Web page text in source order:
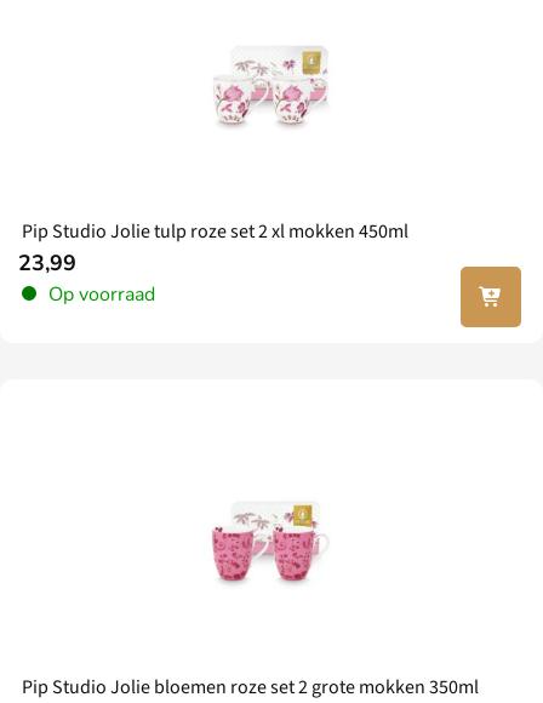
Pip Studio Jolie tulp roze set 2 xl mokken 450ml
23,99
Op voorraad
In jouw
winkel
Pip Studio Jolie bloemen roze set 2 grote mokken 350ml